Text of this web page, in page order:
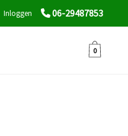
06-29487853
Inloggen
0